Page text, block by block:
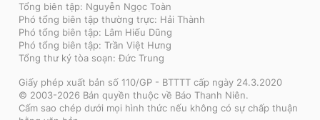
Tổng biên tập: Nguyễn Ngọc Toàn
Phó tổng biên tập thường trực: Hải Thành
Phó tổng biên tập: Lâm Hiếu Dũng
Phó tổng biên tập: Trần Việt Hưng
Tổng thư ký tòa soạn: Đức Trung
Giấy phép xuất bản số 110/GP - BTTTT cấp ngày 24.3.2020
© 2003-2026 Bản quyền thuộc về Báo Thanh Niên.
Cấm sao chép dưới mọi hình thức nếu không có sự chấp thuận